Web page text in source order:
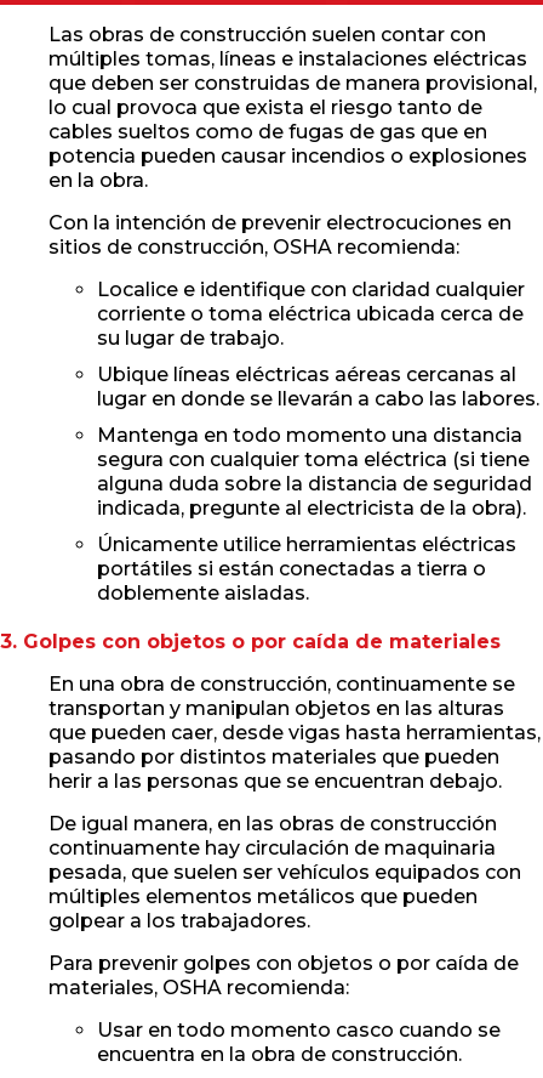
Las obras de construcción suelen contar con
múltiples tomas, líneas e instalaciones eléctricas
que deben ser construidas de manera provisional,
lo cual provoca que exista el riesgo tanto de
cables sueltos como de fugas de gas que en
potencia pueden causar incendios o explosiones
en la obra.
Con la intención de prevenir electrocuciones en
sitios de construcción, OSHA recomienda:
Localice e identifique con claridad cualquier
corriente o toma eléctrica ubicada cerca de
su lugar de trabajo.
Ubique líneas eléctricas aéreas cercanas al
lugar en donde se llevarán a cabo las labores.
Mantenga en todo momento una distancia
segura con cualquier toma eléctrica (si tiene
alguna duda sobre la distancia de seguridad
indicada, pregunte al electricista de la obra).
Únicamente utilice herramientas eléctricas
portátiles si están conectadas a tierra o
doblemente aisladas.
3. Golpes con objetos o por caída de materiales
En una obra de construcción, continuamente se
transportan y manipulan objetos en las alturas
que pueden caer, desde vigas hasta herramientas,
pasando por distintos materiales que pueden
herir a las personas que se encuentran debajo.
De igual manera, en las obras de construcción
continuamente hay circulación de maquinaria
pesada, que suelen ser vehículos equipados con
múltiples elementos metálicos que pueden
golpear a los trabajadores.
Para prevenir golpes con objetos o por caída de
materiales, OSHA recomienda:
Usar en todo momento casco cuando se
encuentra en la obra de construcción.